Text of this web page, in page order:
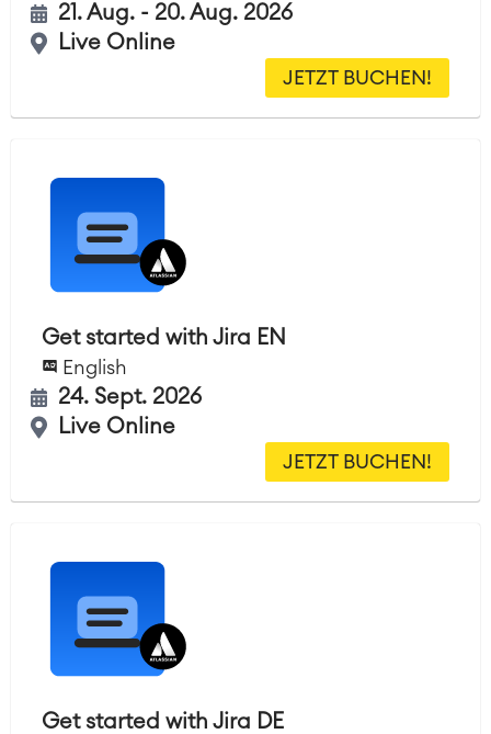
21. Aug. - 20. Aug. 2026
Live Online
JETZT BUCHEN!
Get started with Jira EN
English
24. Sept. 2026
Live Online
JETZT BUCHEN!
Get started with Jira DE